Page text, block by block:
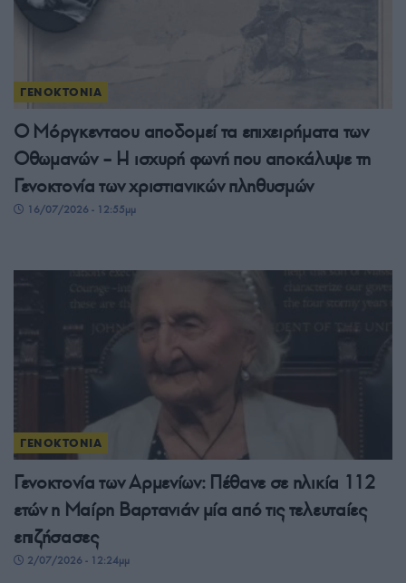
ΓΕΝΟΚΤΟΝΙΑ
Ο Μόργκενταου αποδομεί τα επιχειρήματα των
Οθωμανών – Η ισχυρή φωνή που αποκάλυψε τη
Γενοκτονία των χριστιανικών πληθυσμών
16/07/2026 - 12:55μμ
ΓΕΝΟΚΤΟΝΙΑ
Γενοκτονία των Αρμενίων: Πέθανε σε ηλικία 112
ετών η Μαίρη Βαρτανιάν μία από τις τελευταίες
επιζήσασες
2/07/2026 - 12:24μμ